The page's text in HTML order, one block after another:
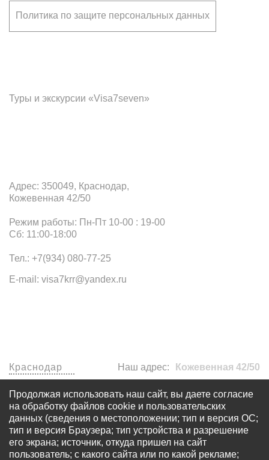
Адрес: 350049, Краснодар,
Кожевенная 42/50
Режим работы: Пн-Пт 10-00 : 19-00
Сб: 11:00-18:00
Тел.: +7(934) 080-77-25
E-mail: visa7krr@yandex.ru
Политика по защите персональных данных
Туры и экскурсии «Visa7seven»
Краснодар Наш адрес: Кожевенная 42/50
visa7krr@yandex.ru
+7 (934) 080-77-25
Продолжая использовать наш сайт, вы даете согласие
на обработку файлов cookie и пользовательских
данных (сведения о местоположении; тип и версия ОС;
тип и версия Браузера; тип устройства и разрешение
его экрана; источник, откуда пришел на сайт
пользователь; с какого сайта или по какой рекламе;